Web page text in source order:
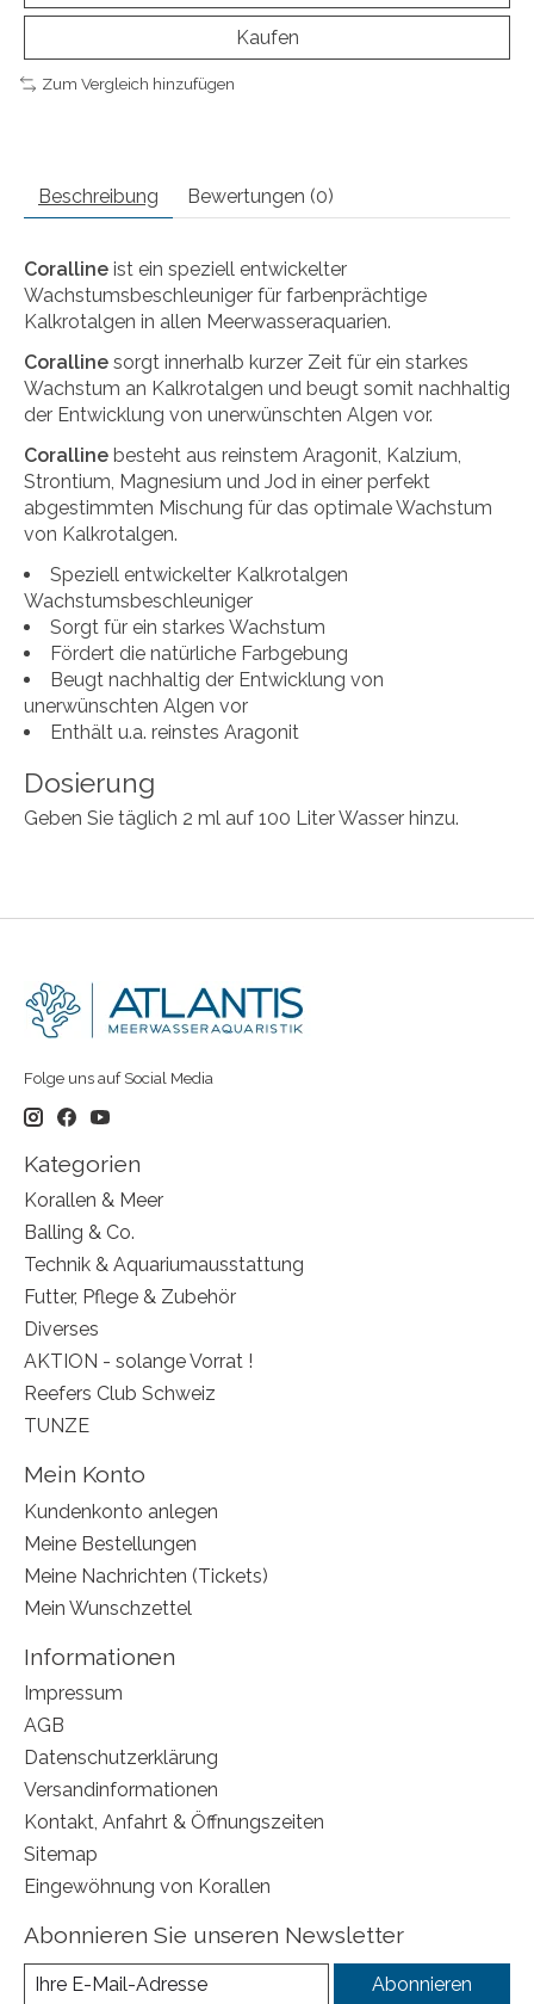
Kaufen
Zum Vergleich hinzufügen
Beschreibung Bewertungen (0)
Coralline ist ein speziell entwickelter
Wachstumsbeschleuniger für farbenprächtige
Kalkrotalgen in allen Meerwasseraquarien.
Coralline sorgt innerhalb kurzer Zeit für ein starkes
Wachstum an Kalkrotalgen und beugt somit nachhaltig
der Entwicklung von unerwünschten Algen vor.
Coralline besteht aus reinstem Aragonit, Kalzium,
Strontium, Magnesium und Jod in einer perfekt
abgestimmten Mischung für das optimale Wachstum
von Kalkrotalgen.
Speziell entwickelter Kalkrotalgen
Wachstumsbeschleuniger
Sorgt für ein starkes Wachstum
Fördert die natürliche Farbgebung
Beugt nachhaltig der Entwicklung von
unerwünschten Algen vor
Enthält u.a. reinstes Aragonit
Dosierung
Geben Sie täglich 2 ml auf 100 Liter Wasser hinzu.
Folge uns auf Social Media
Kategorien
Korallen & Meer
Balling & Co.
Technik & Aquariumausstattung
Futter, Pflege & Zubehör
Diverses
AKTION - solange Vorrat !
Reefers Club Schweiz
TUNZE
Mein Konto
Kundenkonto anlegen
Meine Bestellungen
Meine Nachrichten (Tickets)
Mein Wunschzettel
Informationen
Impressum
AGB
Datenschutzerklärung
Versandinformationen
Kontakt, Anfahrt & Öffnungszeiten
Sitemap
Eingewöhnung von Korallen
Abonnieren Sie unseren Newsletter
Abonnieren